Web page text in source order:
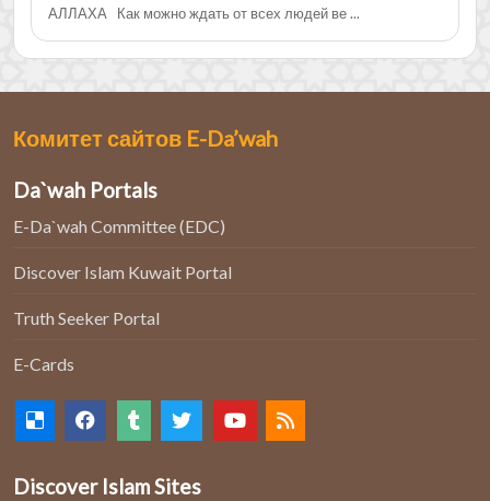
АЛЛАХА Как можно ждать от всех людей ве ...
Комитет сайтов E-Da’wah
Da`wah Portals
E-Da`wah Committee (EDC)
Discover Islam Kuwait Portal
Truth Seeker Portal
E-Cards
Discover Islam Sites